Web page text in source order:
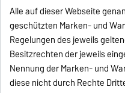
Alle auf dieser Webseite
geschützten Marken- und
Regelungen des jeweils
Besitzrechten der jeweils
Nennung der Marken- und
diese nicht durch Rechte